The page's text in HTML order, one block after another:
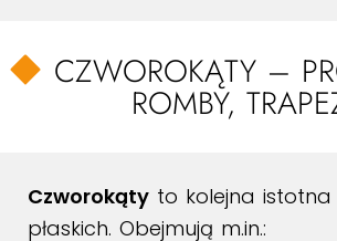
CZWOROKĄTY –
ROMBY,
Czworokąty to kolejna
płaskich. Obejmują m.in.: